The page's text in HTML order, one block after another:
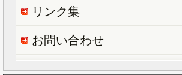
リンク集
お問い合わせ